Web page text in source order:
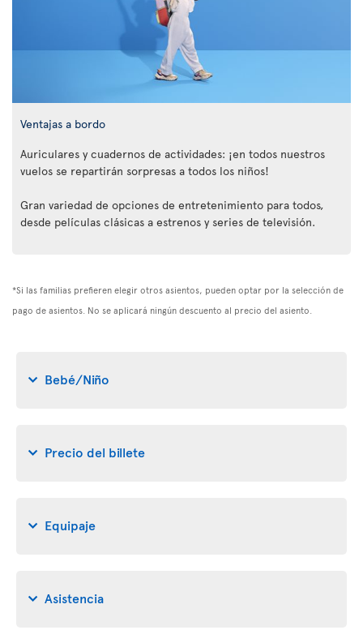
Ventajas a bordo
Auriculares y cuadernos de actividades: ¡en todos nuestros
vuelos se repartirán sorpresas a todos los niños!
Gran variedad de opciones de entretenimiento para todos,
desde películas clásicas a estrenos y series de televisión.
*Si las familias prefieren elegir otros asientos, pueden optar por la selección de
pago de asientos. No se aplicará ningún descuento al precio del asiento.
Bebé/Niño
Precio del billete
Equipaje
Asistencia